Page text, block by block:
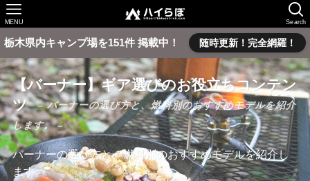
Search
MENU
栃木県内キャンプ場を151件 掲載中！ 随時更新！完全網羅！
【バーナー】ギア選びのお役立ちコンテン
ツ
– バーナーの選び方と、燃料別のおすすめモデルを紹介
します。 –
バーナーの選び方と、燃料別のおすすめモデルを紹介し
ます。